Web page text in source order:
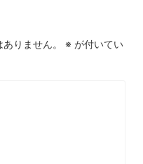
りません。 ※ が付いてい